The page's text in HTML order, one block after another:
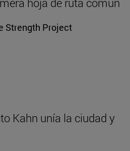
Strength Project
Kahn unía la ciudad y